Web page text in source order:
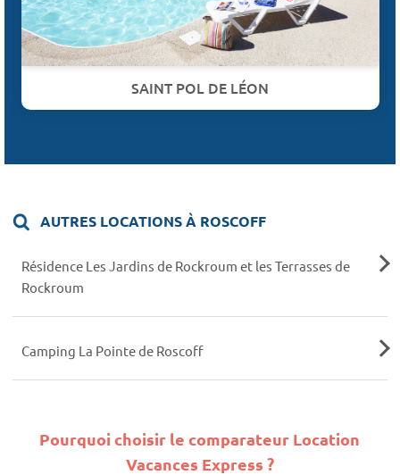
SAINT POL DE LÉON
AUTRES LOCATIONS À ROSCOFF
Résidence Les Jardins de Rockroum et les Terrasses de
Rockroum
Camping La Pointe de Roscoff
Pourquoi choisir le comparateur Location
Vacances Express ?